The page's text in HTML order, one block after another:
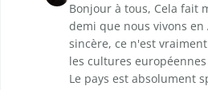
Bonjour à tous, Cela fait
demi que nous vivons
sincère, ce n'est
les cultures
Le pays est absolument